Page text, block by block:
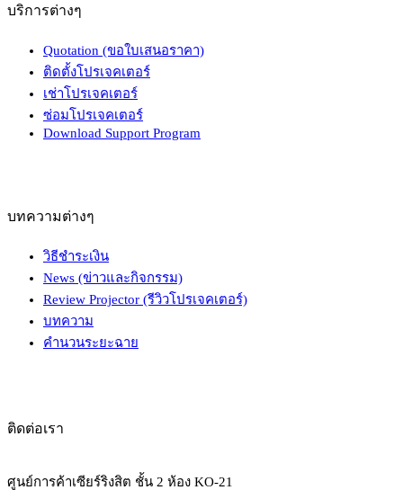
บริการต่างๆ
Quotation (ขอใบเสนอราคา)
ติดตั้งโปรเจคเตอร์
เช่าโปรเจคเตอร์
ซ่อมโปรเจคเตอร์
Download Support Program
บทความต่างๆ
วิธีชำระเงิน
News (ข่าวและกิจกรรม)
Review Projector (รีวิวโปรเจคเตอร์)
บทความ
คำนวนระยะฉาย
ติดต่อเรา
ศูนย์การค้าเซียร์ริงสิต ชั้น 2 ห้อง KO-21